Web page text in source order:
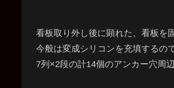
看板取り外し後に顕れた、看板を
今般は変成シリコンを充填するの
7列×2段の計14個のアンカー穴周